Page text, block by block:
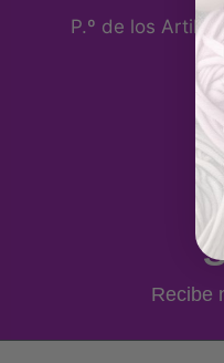
P.º de los
Recibe